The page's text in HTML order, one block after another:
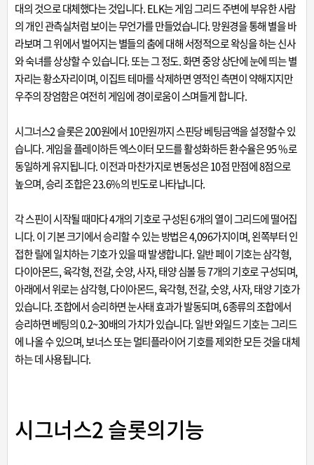
대의 것으로 대체했다는 것입니다. ELK는 게임 그리드 주변에 부유한 사람
의 개인 관측실처럼 보이는 무언가를 만들었습니다. 망원경을 통해 별을 바
라보며 그 위에서 벌어지는 별들의 춤에 대해 서정적으로 왁싱을 하는 신사
와 숙녀를 상상할 수 있습니다. 또는 그 정도. 화면 중앙 상단에 눈에 띄는 별
자리는 황소자리이며, 이집트 테마를 삭제하면 영적인 측면이 약해지지만
우주의 장엄함은 여전히 게임에 경이로움이 스며들게 합니다.
시그너스2 슬롯은 200원에서 10만원까지 스핀당 베팅금액을 설정할수 있
습니다. 게임을 플레이하든 엑스이터 모드를 활성화하든 환수율은 95 %로
동일하게 유지됩니다. 이전과 마찬가지로 변동성은 10점 만점에 8점으로
높으며, 승리 조합은 23.6%의 빈도로 나타납니다.
각 스핀이 시작될 때마다 4개의 기호로 구성된 6개의 열이 그리드에 떨어집
니다. 이 기본 크기에서 승리할 수 있는 방법은 4,096가지이며, 왼쪽부터 인
접한 릴에 일치하는 기호가 있을 때 발생합니다. 일반 페이 기호는 삼각형,
다이아몬드, 육각형, 전갈, 숫양, 사자, 태양 심볼 등 7개의 기호로 구성되며,
아래에서 위로는 삼각형, 다이아몬드, 육각형, 전갈, 숫양, 사자, 태양 기호가
있습니다. 조합에서 승리하면 눈사태 효과가 발동되며, 6종류의 조합에서
승리하면 베팅의 0.2~30배의 가치가 있습니다. 일반 와일드 기호는 그리드
에 나올 수 있으며, 보너스 또는 멀티플라이어 기호를 제외한 모든 것을 대체
하는 데 사용됩니다.
시그너스2 슬롯의기능